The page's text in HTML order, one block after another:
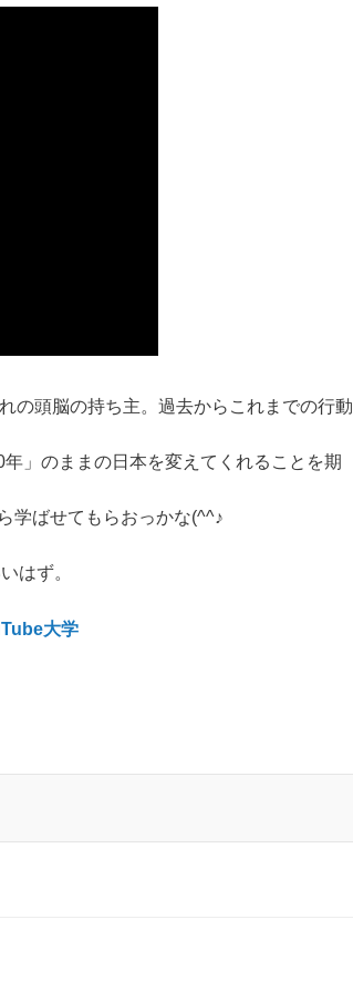
の頭脳の持ち主。過去からこれまでの行動
」のままの日本を変えてくれることを期
学ばせてもらおっかな(^^♪
はず。
大学